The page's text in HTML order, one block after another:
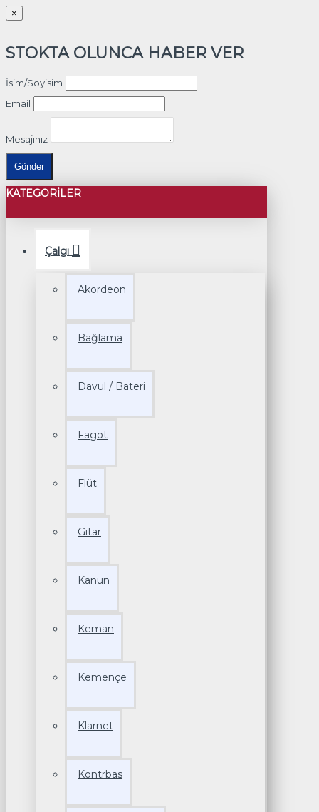
×
STOKTA OLUNCA HABER VER
İsim/Soyisim
Email
Mesajınız
Gönder
KATEGORILER
Çalgı
Akordeon
Bağlama
Davul / Bateri
Fagot
Flüt
Gitar
Kanun
Keman
Kemençe
Klarnet
Kontrbas